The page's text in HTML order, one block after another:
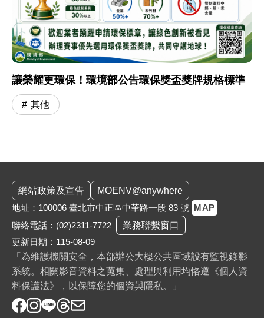
讓榮耀更環保！環境部公告環保獎盃獎牌規格標準
其他
網站政策及宣告
MOENV@anywhere
地址：100006 臺北市中正區中華路一段 83 號 MAP
聯絡電話： (02)2311-7722
業務聯繫窗口
更新日期：115-08-09
「為維護機關安全，本部辦公大樓公共區域設有監視錄影
系統。相關影音資料之蒐集、處理與利用均恪遵《個人資
料保護法》，以保障您的個資與隱私。」